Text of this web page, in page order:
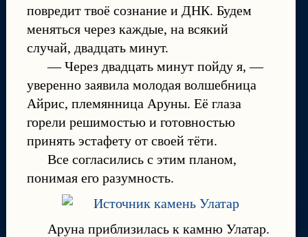
повредит твоё сознание и ДНК. Будем
меняться через каждые, на всякий
случай, двадцать минут.
— Через двадцать минут пойду я, —
уверенно заявила молодая волшебница
Айрис, племянница Аруны. Её глаза
горели решимостью и готовностью
принять эстафету от своей тёти.
Все согласились с этим планом,
понимая его разумность.
Аруна приблизилась к камню Улатар.